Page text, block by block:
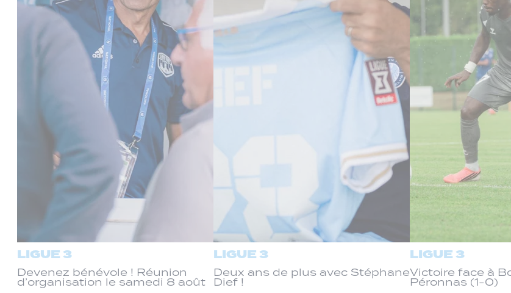
LIGUE 3
Devenez bénévole ! Réunion
d’organisation le samedi 8 août
LIGUE 3
Deux ans de plus avec Stéphane
Dief !
LIGUE 3
Victoire face à
Péronnas (1-0)